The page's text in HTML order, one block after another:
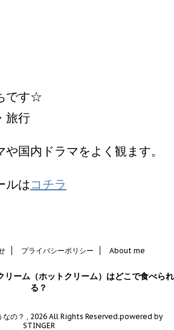
です☆
旅行
国内ドラマをよく観ます。
ルはコチラ
プライバシーポリシー About me
リーム（ホットクリーム）はどこで食べられ
る？
の？ , 2026 All Rights Reserved.powered by
STINGER